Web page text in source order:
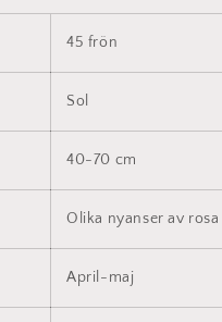
45 frön
Sol
40-70 cm
Olika nyanser av rosa
April-maj